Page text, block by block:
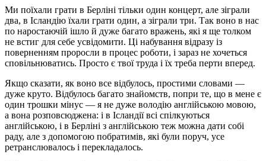
Ми поїхали грати в Берліні тільки один концерт, але зіграли
два, в Ісландію їхали грати один, а зіграли три. Так воно в нас
по наростаючій ішло й дуже багато вражень, які я ще толком
не встиг для себе усвідомити. Ці набування відразу із
поверненням проросли в процес роботи, і зараз не хочеться
сповільнюватись. Просто є твої труда і їх треба перти вперед.
Якщо сказати, як воно все відбулось, простими словами —
дуже круто. Відбулось багато знайомств, попри те, що в мене є
один трошки мінус — я не дуже володію англійською мовою,
а вона розповсюджена: і в Ісландії всі спілкуються
англійською, і в Берліні з англійською теж можна дати собі
раду, але з допомогою побратимів, які були поруч, усе
ретранслювалось і перекладалось.